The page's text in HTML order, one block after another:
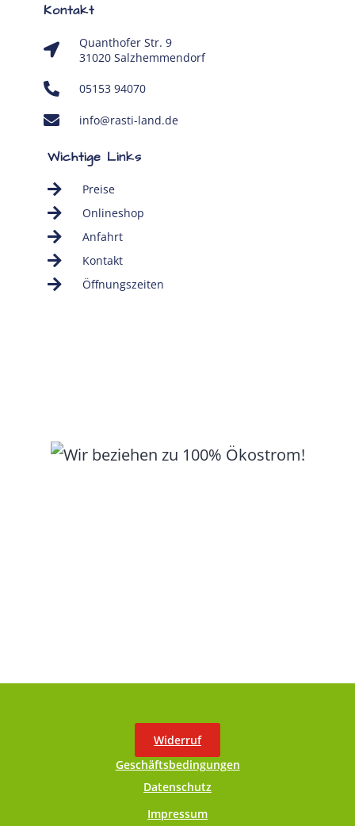
Kontakt
Quanthofer Str. 9
31020 Salzhemmendorf
05153 94070
info@rasti-land.de
Wichtige Links
Preise
Onlineshop
Anfahrt
Kontakt
Öffnungszeiten
Widerruf
Geschäftsbedingungen
Datenschutz
Impressum